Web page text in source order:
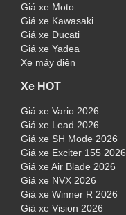
Giá xe Moto
Giá xe Kawasaki
Giá xe Ducati
Giá xe Yadea
Xe máy điện
Xe HOT
Giá xe Vario 2026
Giá xe Lead 2026
Giá xe SH Mode 2026
Giá xe Exciter 155 2026
Giá xe Air Blade 2026
Giá xe NVX 2026
Giá xe Winner R 2026
Giá xe Vision 2026